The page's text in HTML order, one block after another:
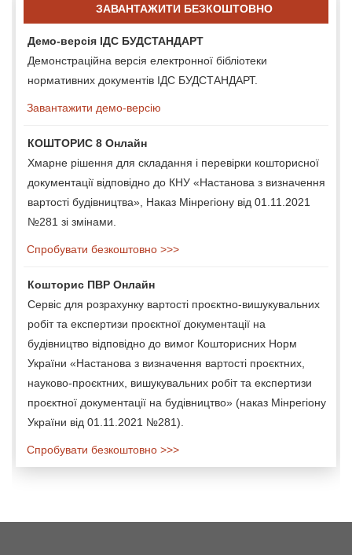
ЗАВАНТАЖИТИ БЕЗКОШТОВНО
Демо-версія ІДС БУДСТАНДАРТ
Демонстраційна версія електронної бібліотеки
нормативних документів ІДС БУДСТАНДАРТ.
Завантажити демо-версію
КОШТОРИС 8 Онлайн
Хмарне рішення для складання і перевірки кошторисної
документації відповідно до КНУ «Настанова з визначення
вартості будівництва», Наказ Мінрегіону від 01.11.2021
№281 зі змінами.
Спробувати безкоштовно >>>
Кошторис ПВР Онлайн
Сервіс для розрахунку вартості проєктно-вишукувальних
робіт та експертизи проєктної документації на
будівництво відповідно до вимог Кошторисних Норм
України «Настанова з визначення вартості проєктних,
науково-проєктних, вишукувальних робіт та експертизи
проєктної документації на будівництво» (наказ Мінрегіону
України від 01.11.2021 №281).
Спробувати безкоштовно >>>